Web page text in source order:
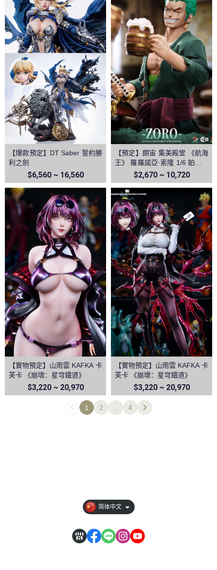
【爆款預定】DT Saber 誓約勝
利之劍
$6,560 ~ 16,560
【預定】朗宙 集美殿堂 《航海
王》 羅羅諾亞·索隆 1/6 鉑金矽
膠可動人偶$2,670 ~ 10,720
【實物預定】山雨雲 KAFKA 卡
芙卡 《崩壞：星穹鐵道》
$3,220 ~ 20,970
【實物預定】山雨雲 KAFKA 卡
芙卡 《崩壞：星穹鐵道》
$3,220 ~ 20,970
1 2 ... 4
简体中文